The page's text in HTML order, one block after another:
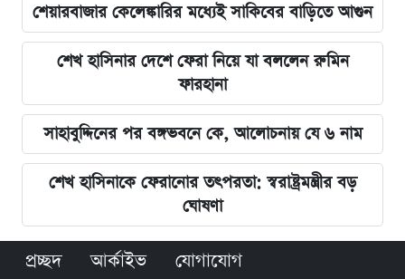
শেয়ারবাজার কেলেঙ্কারির মধ্যেই সাকিবের বাড়িতে আগুন
শেখ হাসিনার দেশে ফেরা নিয়ে যা বললেন রুমিন
ফারহানা
সাহাবুদ্দিনের পর বঙ্গভবনে কে, আলোচনায় যে ৬ নাম
শেখ হাসিনাকে ফেরানোর তৎপরতা: স্বরাষ্ট্রমন্ত্রীর বড়
ঘোষণা
প্রচ্ছদ আর্কাইভ যোগাযোগ